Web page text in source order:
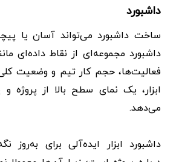
داشبورد
ساخت داشبورد می‌تواند آسان یا
داشبورد مجموعه‌ای از نقاط داده‌ای
فعالیت‌ها، حجم کار تیم و وضعیت
ابزار، یک نمای سطح بالا از پروژه
می‌دهد.
داشبورد ابزار ایده‌آلی برای به‌روز